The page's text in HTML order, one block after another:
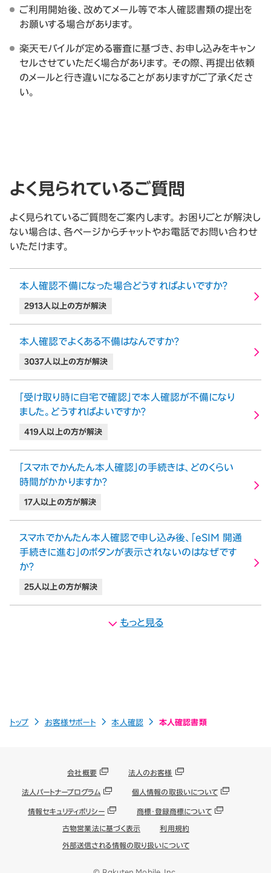
ご利用開始後、改めてメール等で本人確認書類の提出を
お願いする場合があります。
楽天モバイルが定める審査に基づき、お申し込みをキャン
セルさせていただく場合があります。 その際、再提出依頼
のメールと行き違いになることがありますがご了承くださ
い。
よく見られているご質問
よく見られているご質問をご案内します。 お困りごとが解決し
ない場合は、各ページからチャットやお電話でお問い合わせ
いただけます。
本人確認不備になった場合どうすればよいですか？
2913人以上の方が解決
本人確認でよくある不備はなんですか？
3037人以上の方が解決
「受け取り時に自宅で確認」で本人確認が不備になり
ました。どうすればよいですか？
419人以上の方が解決
「スマホでかんたん本人確認」の手続きは、どのくらい
時間がかかりますか？
17人以上の方が解決
スマホでかんたん本人確認で申し込み後、「eSIM 開通
手続きに進む」のボタンが表示されないのはなぜです
か？
25人以上の方が解決
もっと見る
トップ お客様サポート 本人確認 本人確認書類
会社概要 法人のお客様
法人パートナープログラム 個人情報の取扱いについて
情報セキュリティポリシー 商標・登録商標について
古物営業法に基づく表示 利用規約
外部送信される情報の取り扱いについて
© Rakuten Mobile, Inc.